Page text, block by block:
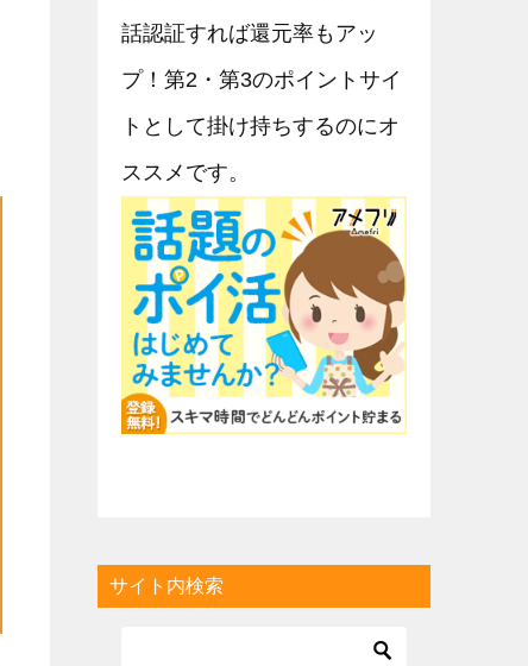
話認証すれば還元率もアッ
プ！第2・第3のポイントサイ
トとして掛け持ちするのにオ
ススメです。
サイト内検索